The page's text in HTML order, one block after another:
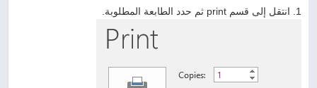
1. انتقل إلى قسم print ثم حدد الطابعة المطلوبة.